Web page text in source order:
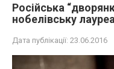
Російська
нобелівську
Дата публікації: 23.06.2016